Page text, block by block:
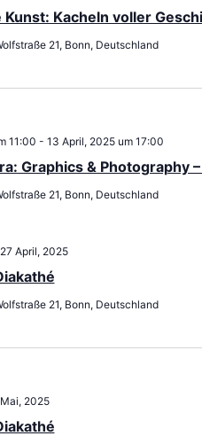
Kacheln voller
21, Bonn, Deutschland
Graphics & Photography
11:00 - 13 April, 2025 um 17:00
21, Bonn, Deutschland
27 April, 2025
21, Bonn, Deutschland
2025